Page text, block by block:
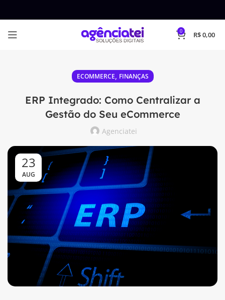
0 R$0,00
ECOMMERCE, FINANÇAS
ERP Integrado: Como Centralizar a
Gestão do Seu eCommerce
Agenciatei
23
AUG